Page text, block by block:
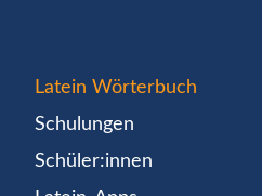
Latein Wörterbuch
Schulungen
Schüler:innen